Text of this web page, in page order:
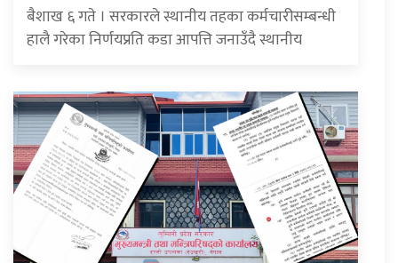
बैशाख ६ गते । सरकारले स्थानीय तहका कर्मचारीसम्बन्धी
हालै गरेका निर्णयप्रति कडा आपत्ति जनाउँदै स्थानीय